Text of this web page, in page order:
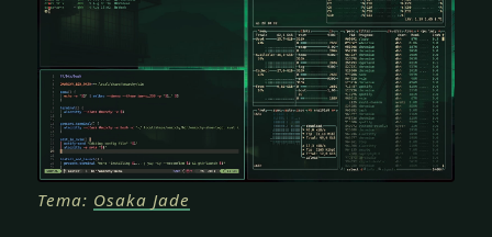
Tema: Osaka Jade